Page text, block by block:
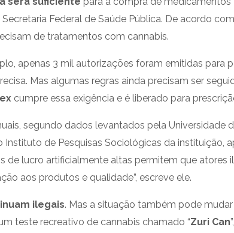
Federal de Saúde Pública. De acordo
de tratamentos com cannabis.
apenas 3 mil autorizações foram emitidas para
Mas algumas regras ainda precisam ser
cumpre essa exigência e é liberado para
segundo dados levantados pela Universidade
Instituto de Pesquisas Sociológicas da instituição,
lucro artificialmente altas permitem que atores
aos produtos e qualidade”, escreve ele.
ilegais. Mas a situação também pode
teste recreativo de cannabis chamado “Zuri Can